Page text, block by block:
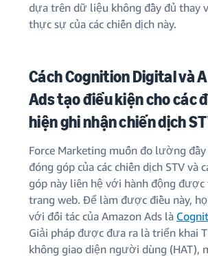
dựa trên dữ liệu không đầy đủ thay
thực sự của các chiến dịch này.
Cách Cognition Digital và
Ads tạo điều kiện cho các
hiện ghi nhận chiến dịch
Force Marketing muốn đo lường
đóng góp của các chiến dịch STV và
góp này liên hệ với hành động
trang web. Để làm được điều này,
với đối tác của Amazon Ads là
Giải pháp được đưa ra là triển khai
không giao diện người dùng (HAT),